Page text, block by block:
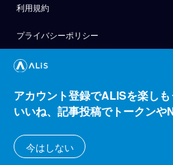
利用規約
プライバシーポリシー
公式アナウンス
技術ブログ
API
運営会社
アカウント登録でALISを楽しも
いいね、記事投稿でトークンや
今はしない